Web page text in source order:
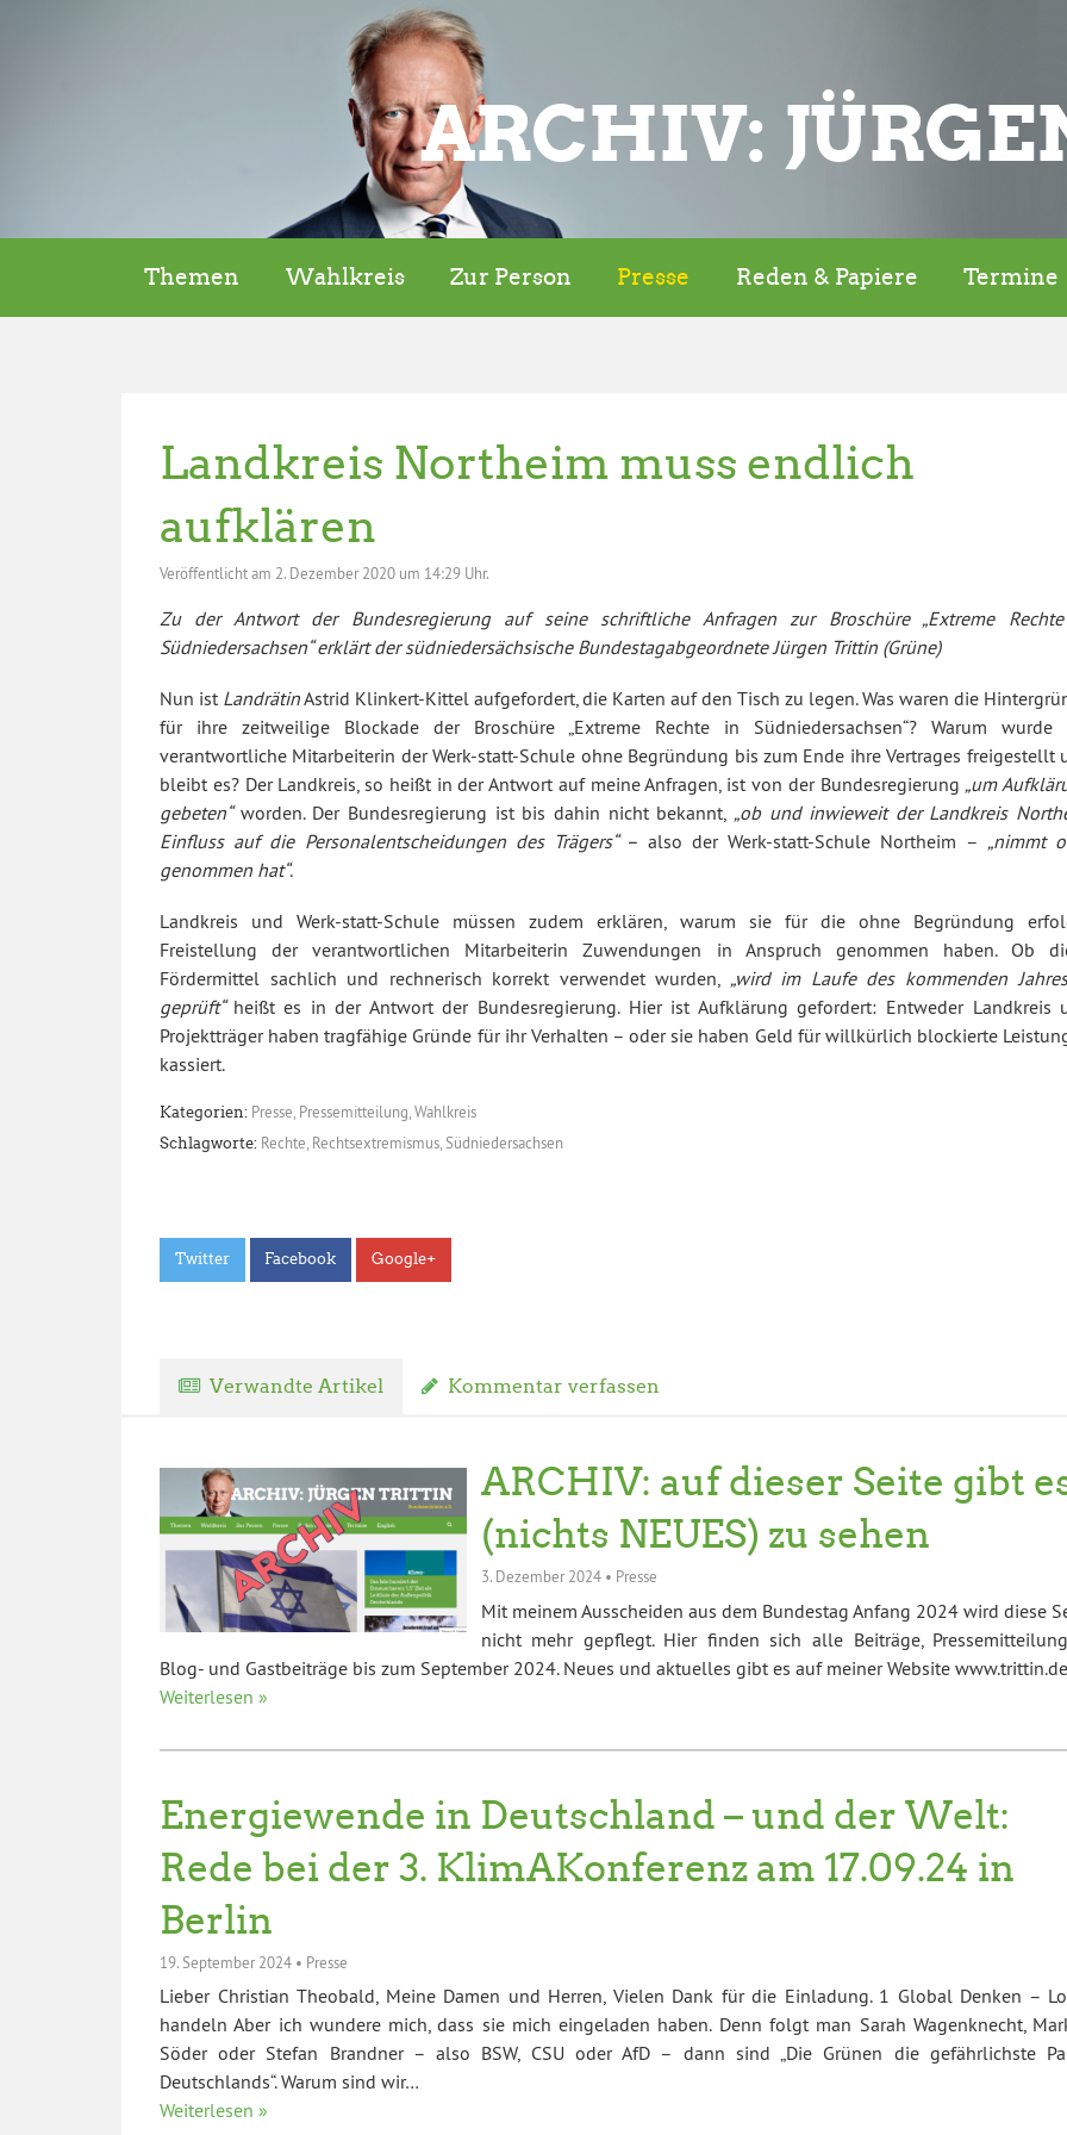
ARCHIV:
Themen Wahlkreis Zur Person Presse Reden & Papiere Termine
Landkreis Northeim muss endlich
aufklären
Veröffentlicht am 2. Dezember 2020 um 14:29 Uhr.
Zu der Antwort der Bundesregierung auf seine schriftliche Anfragen zur Broschüre „Extreme
Südniedersachsen“ erklärt der südniedersächsische Bundestagabgeordnete Jürgen Trittin (Grüne)
Nun ist LandrätinAstrid Klinkert-Kittel aufgefordert, die Karten auf den Tisch zu legen. Was waren die
für ihre zeitweilige Blockade der Broschüre „Extreme Rechte in Südniedersachsen“? Warum wurde
verantwortliche Mitarbeiterin der Werk-statt-Schule ohne Begründung bis zum Ende ihre Vertrages freigestellt
bleibt es? Der Landkreis, so heißt in der Antwort auf meine Anfragen, ist von der Bundesregierung „um
gebeten“worden. Der Bundesregierung ist bis dahin nicht bekannt, „ob und inwieweit der Landkreis
Einfluss auf die Personalentscheidungen des Trägers“ – also der Werk-statt-Schule Northeim – „nimmt
genommen hat“.
Landkreis und Werk-statt-Schule müssen zudem erklären, warum sie für die ohne Begründung
Freistellung der verantwortlichen Mitarbeiterin Zuwendungen in Anspruch genommen haben. Ob
Fördermittel sachlich und rechnerisch korrekt verwendet wurden, „wird im Laufe des kommenden
geprüft“ heißt es in der Antwort der Bundesregierung. Hier ist Aufklärung gefordert: Entweder Landkreis
Projektträger haben tragfähige Gründe für ihr Verhalten – oder sie haben Geld für willkürlich blockierte
kassiert.
Kategorien: Presse, Pressemitteilung,Wahlkreis
Schlagworte: Rechte Rechtsextremismus Südniedersachsen
Twitter Facebook Google+
Verwandte Artikel Kommentar verfassen
ARCHIV: auf dieser Seite gibt
(nichts NEUES) zu sehen
3. Dezember 2024• Presse
Mit meinem Ausscheiden aus dem Bundestag Anfang 2024 wird diese
nicht mehr gepflegt. Hier finden sich alle Beiträge,
Blog- und Gastbeiträge bis zum September 2024. Neues und aktuelles gibt es auf meiner Website www.trittin.de
Weiterlesen »
Energiewende in Deutschland – und der Welt:
Rede bei der 3. KlimAKonferenz am 17.09.24 in
Berlin
19. September 2024 • Presse
Lieber Christian Theobald, Meine Damen und Herren, Vielen Dank für die Einladung. 1 Global Denken –
handeln Aber ich wundere mich, dass sie mich eingeladen haben. Denn folgt man Sarah Wagenknecht,
Söder oder Stefan Brandner – also BSW, CSU oder AfD – dann sind „Die Grünen die gefährlichste
Deutschlands“. Warum sind wir…
Weiterlesen »